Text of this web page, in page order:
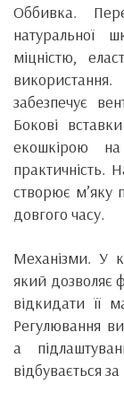
Оббивка.
натуральної
міцністю,
забезпечує
Бокові
екошкірою
практичність.
створює м’яку
довгого часу.
Механізми. У
який дозволяє
відкидати її
Регулювання
а
відбувається